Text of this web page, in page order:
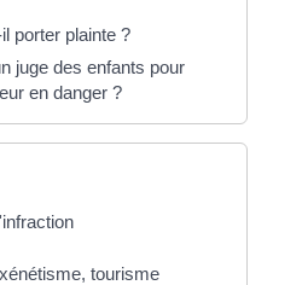
porter plainte ?
juge des enfants pour
en danger ?
tourisme